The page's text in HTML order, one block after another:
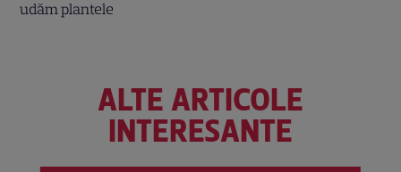
ALTE ARTICOLE
INTERESANTE